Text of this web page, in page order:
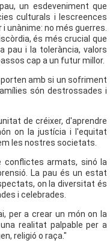
un esdeveniment que
culturals i lescreences
unànime: no més guerres.
és més crucial que
pau i la tolerància, valors
cap a un futur millor.
amb si un sofriment
són destrossades i
de créixer, d'aprendre
on la justícia i l'equitat
les nostres societats.
conflictes armats, sinó la
La pau és un estat
on la diversitat és
i celebrades.
per a crear un món on la
realitat palpable per a
religió o raça."